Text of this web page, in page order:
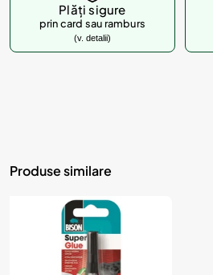
Plăți sigure
prin card sau ramburs
(v. detalii)
Produse similare